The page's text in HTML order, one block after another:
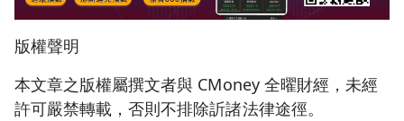
版權聲明
本文章之版權屬撰文者與 CMoney 全曜財經，未經
許可嚴禁轉載，否則不排除訢諸法律途徑。